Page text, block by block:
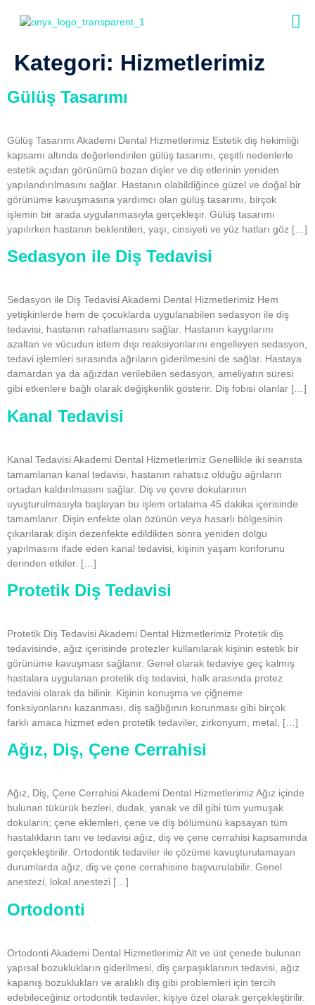
Kategori: Hizmetlerimiz
Gülüş Tasarımı
Gülüş Tasarımı Akademi Dental Hizmetlerimiz Estetik diş hekimliği
kapsamı altında değerlendirilen gülüş tasarımı, çeşitli nedenlerle
estetik açıdan görünümü bozan dişler ve diş etlerinin yeniden
yapılandırılmasını sağlar. Hastanın olabildiğince güzel ve doğal bir
görünüme kavuşmasına yardımcı olan gülüş tasarımı, birçok
işlemin bir arada uygulanmasıyla gerçekleşir. Gülüş tasarımı
yapılırken hastanın beklentileri, yaşı, cinsiyeti ve yüz hatları göz […]
Sedasyon ile Diş Tedavisi
Sedasyon ile Diş Tedavisi Akademi Dental Hizmetlerimiz Hem
yetişkinlerde hem de çocuklarda uygulanabilen sedasyon ile diş
tedavisi, hastanın rahatlamasını sağlar. Hastanın kaygılarını
azaltan ve vücudun istem dışı reaksiyonlarını engelleyen sedasyon,
tedavi işlemleri sırasında ağrıların giderilmesini de sağlar. Hastaya
damardan ya da ağızdan verilebilen sedasyon, ameliyatın süresi
gibi etkenlere bağlı olarak değişkenlik gösterir. Diş fobisi olanlar […]
Kanal Tedavisi
Kanal Tedavisi Akademi Dental Hizmetlerimiz Genellikle iki seansta
tamamlanan kanal tedavisi, hastanın rahatsız olduğu ağrıların
ortadan kaldırılmasını sağlar. Diş ve çevre dokularının
uyuşturulmasıyla başlayan bu işlem ortalama 45 dakika içerisinde
tamamlanır. Dişin enfekte olan özünün veya hasarlı bölgesinin
çıkarılarak dişin dezenfekte edildikten sonra yeniden dolgu
yapılmasını ifade eden kanal tedavisi, kişinin yaşam konforunu
derinden etkiler. […]
Protetik Diş Tedavisi
Protetik Diş Tedavisi Akademi Dental Hizmetlerimiz Protetik diş
tedavisinde, ağız içerisinde protezler kullanılarak kişinin estetik bir
görünüme kavuşması sağlanır. Genel olarak tedaviye geç kalmış
hastalara uygulanan protetik diş tedavisi, halk arasında protez
tedavisi olarak da bilinir. Kişinin konuşma ve çiğneme
fonksiyonlarını kazanması, diş sağlığının korunması gibi birçok
farklı amaca hizmet eden protetik tedaviler, zirkonyum, metal, […]
Ağız, Diş, Çene Cerrahisi
Ağız, Diş, Çene Cerrahisi Akademi Dental Hizmetlerimiz Ağız içinde
bulunan tükürük bezleri, dudak, yanak ve dil gibi tüm yumuşak
dokuların; çene eklemleri, çene ve diş bölümünü kapsayan tüm
hastalıkların tanı ve tedavisi ağız, diş ve çene cerrahisi kapsamında
gerçekleştirilir. Ortodontik tedaviler ile çözüme kavuşturulamayan
durumlarda ağız, diş ve çene cerrahisine başvurulabilir. Genel
anestezi, lokal anestezi […]
Ortodonti
Ortodonti Akademi Dental Hizmetlerimiz Alt ve üst çenede bulunan
yapısal bozuklukların giderilmesi, diş çarpaşıklarının tedavisi, ağız
kapanış bozuklukları ve aralıklı diş gibi problemleri için tercih
edebileceğiniz ortodontik tedaviler, kişiye özel olarak gerçekleştirilir.